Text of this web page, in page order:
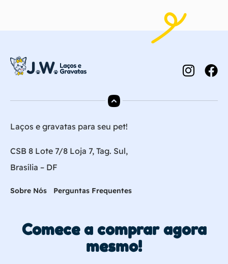
Laços e gravatas para seu pet!
CSB 8 Lote 7/8 Loja 7, Tag. Sul,
Brasília – DF
Sobre Nós Perguntas Frequentes
Comece a comprar agora
mesmo!